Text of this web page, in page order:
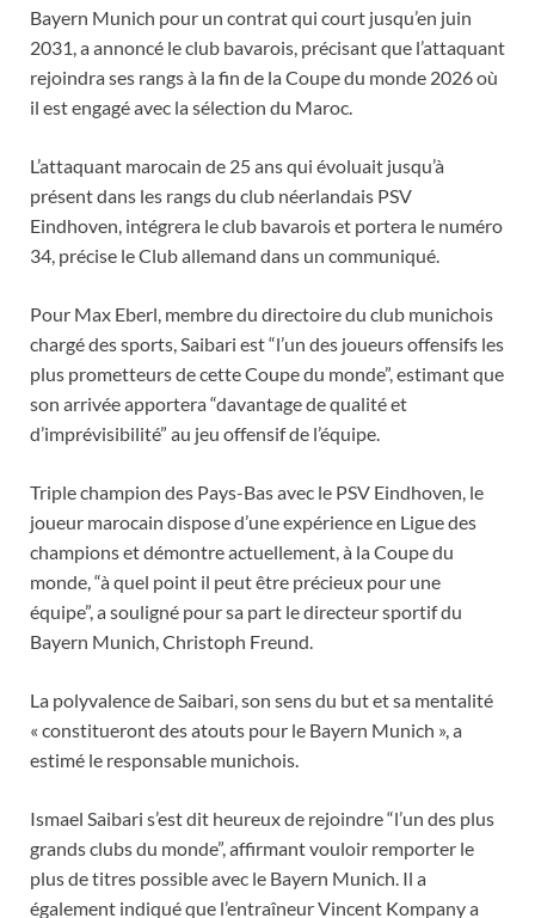
Bayern Munich pour un contrat qui court jusqu’en juin
2031, a annoncé le club bavarois, précisant que l’attaquant
rejoindra ses rangs à la fin de la Coupe du monde 2026 où
il est engagé avec la sélection du Maroc.
L’attaquant marocain de 25 ans qui évoluait jusqu’à
présent dans les rangs du club néerlandais PSV
Eindhoven, intégrera le club bavarois et portera le numéro
34, précise le Club allemand dans un communiqué.
Pour Max Eberl, membre du directoire du club munichois
chargé des sports, Saibari est “l’un des joueurs offensifs les
plus prometteurs de cette Coupe du monde”, estimant que
son arrivée apportera “davantage de qualité et
d’imprévisibilité” au jeu offensif de l’équipe.
Triple champion des Pays-Bas avec le PSV Eindhoven, le
joueur marocain dispose d’une expérience en Ligue des
champions et démontre actuellement, à la Coupe du
monde, “à quel point il peut être précieux pour une
équipe”, a souligné pour sa part le directeur sportif du
Bayern Munich, Christoph Freund.
La polyvalence de Saibari, son sens du but et sa mentalité
« constitueront des atouts pour le Bayern Munich », a
estimé le responsable munichois.
Ismael Saibari s’est dit heureux de rejoindre “l’un des plus
grands clubs du monde”, affirmant vouloir remporter le
plus de titres possible avec le Bayern Munich. Il a
également indiqué que l’entraîneur Vincent Kompany a